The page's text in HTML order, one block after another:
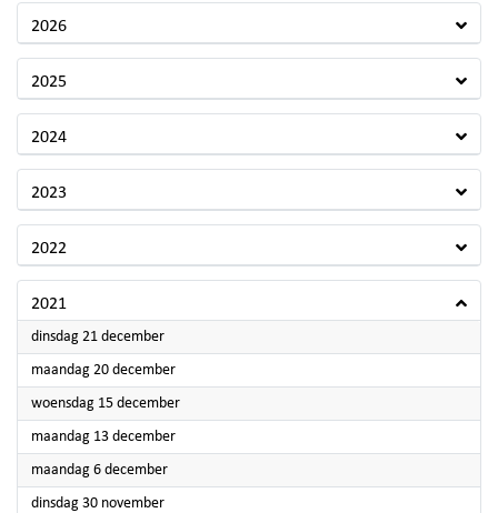
2026
2025
2024
2023
2022
2021
dinsdag 21 december2021
maandag 20 december2021
woensdag 15 december2021
maandag 13 december2021
maandag 6 december2021
dinsdag 30 november2021